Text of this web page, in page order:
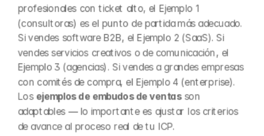
profesionales con ticket alto, el Ejemplo 1
(consultoras) es el punto de partida más adecuado.
Si vendes software B2B, el Ejemplo 2 (SaaS). Si
vendes servicios creativos o de comunicación, el
Ejemplo 3 (agencias). Si vendes a grandes empresas
con comités de compra, el Ejemplo 4 (enterprise).
Los ejemplos de embudos de ventas son
adaptables — lo importante es ajustar los criterios
de avance al proceso real de tu ICP.